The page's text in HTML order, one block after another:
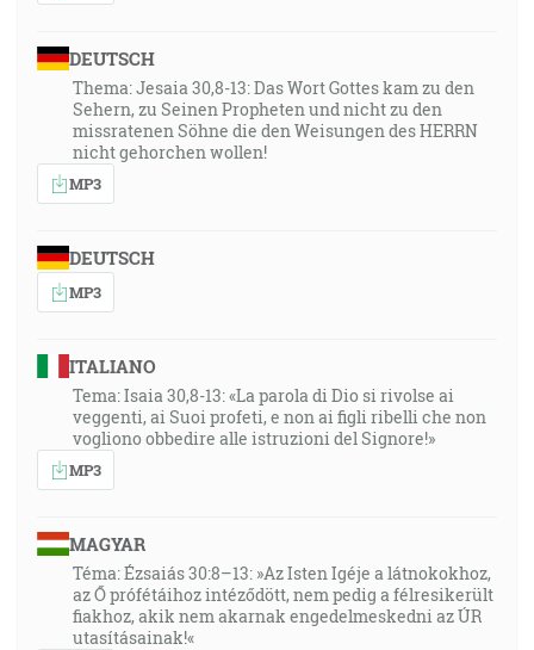
DEUTSCH
Thema: Jesaia 30,8-13: Das Wort Gottes kam zu den
Sehern, zu Seinen Propheten und nicht zu den
missratenen Söhne die den Weisungen des HERRN
nicht gehorchen wollen!
MP3
DEUTSCH
MP3
ITALIANO
Tema: Isaia 30,8-13: «La parola di Dio si rivolse ai
veggenti, ai Suoi profeti, e non ai figli ribelli che non
vogliono obbedire alle istruzioni del Signore!»
MP3
MAGYAR
Téma: Ézsaiás 30:8–13: »Az Isten Igéje a látnokokhoz,
az Ő prófétáihoz intéződött, nem pedig a félresikerült
fiakhoz, akik nem akarnak engedelmeskedni az ÚR
utasításainak!«